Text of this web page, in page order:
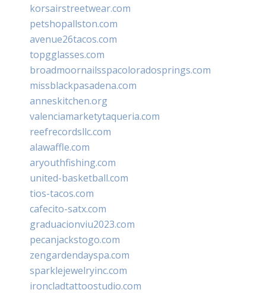
korsairstreetwear.com
petshopallston.com
avenue26tacos.com
topgglasses.com
broadmoornailsspacoloradosprings.com
missblackpasadena.com
anneskitchen.org
valenciamarketytaqueria.com
reefrecordsllc.com
alawaffle.com
aryouthfishing.com
united-basketball.com
tios-tacos.com
cafecito-satx.com
graduacionviu2023.com
pecanjackstogo.com
zengardendayspa.com
sparklejewelryinc.com
ironcladtattoostudio.com